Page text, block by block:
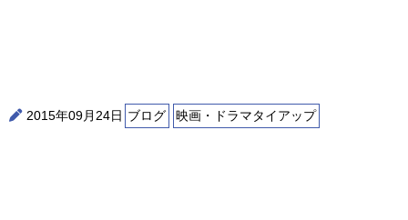
2015年09月24日 ブログ 映画・ドラマタイアップ